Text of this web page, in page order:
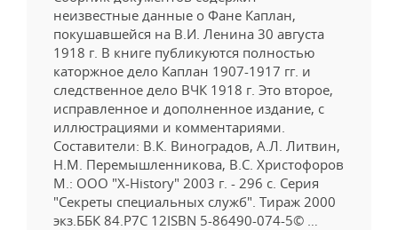
неизвестные данные о Фане Каплан,
покушавшейся на В.И. Ленина 30 августа
1918 г. В книге публикуются полностью
каторжное дело Каплан 1907-1917 гг. и
следственное дело ВЧК 1918 г. Это второе,
исправленное и дополненное издание, с
иллюстрациями и комментариями.
Составители: В.К. Виноградов, А.Л. Литвин,
Н.М. Перемышленникова, В.С. Христофоров
М.: ООО "X-History" 2003 г. - 296 с. Серия
"Секреты специальных служб". Тираж 2000
экз.ББК 84.Р7С 12ISBN 5-86490-074-5© …